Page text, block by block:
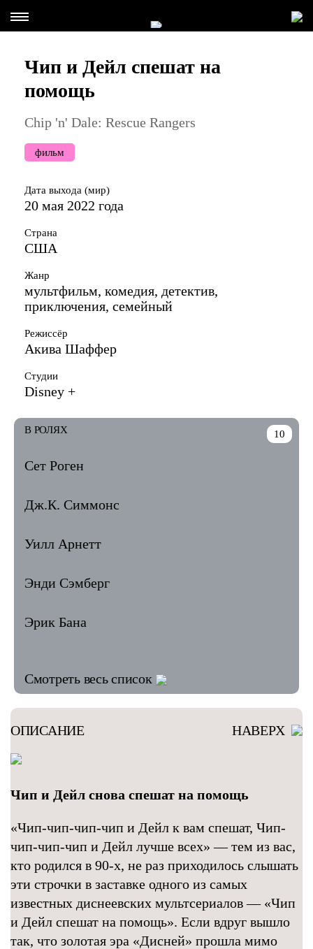
Чип и Дейл спешат на
помощь
Chip 'n' Dale: Rescue Rangers
фильм
Дата выхода (мир)
20 мая 2022 года
Страна
США
Жанр
мультфильм, комедия, детектив,
приключения, семейный
Режиссёр
Акива Шаффер
Студии
Disney +
10
В РОЛЯХ
Сет Роген
Дж.К. Симмонс
Уилл Арнетт
Энди Сэмберг
Эрик Бана
Смотреть весь список
ОПИСАНИЕ НАВЕРХ
Чип и Дейл снова спешат на помощь
«Чип-чип-чип-чип и Дейл к вам спешат, Чип-
чип-чип-чип и Дейл лучше всех» — тем из вас,
кто родился в 90-х, не раз приходилось слышать
эти строчки в заставке одного из самых
известных диснеевских мультсериалов — «Чип
и Дейл спешат на помощь». Если вдруг вышло
так, что золотая эра «Дисней» прошла мимо